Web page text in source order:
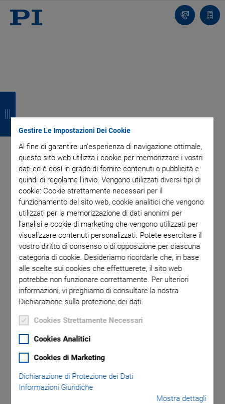
Gestire Le Impostazioni Dei Cookie
Al fine di garantire un'esperienza di navigazione ottimale,
questo sito web utilizza i cookie per memorizzare i vostri
dati ed è così in grado di fornire contenuti o pubblicità e
quindi di regolarne l'invio. Vengono utilizzati diversi tipi di
cookie: Cookie strettamente necessari per il
funzionamento del sito web, cookie analitici che vengono
utilizzati per la memorizzazione di dati anonimi per
l'analisi e cookie di marketing che vengono utilizzati per
visualizzare contenuti personalizzati. Potete esercitare il
vostro diritto di consenso o di opposizione per ciascuna
categoria di cookie. Desideriamo ricordarle che, in base
alle scelte sui cookies che effettuerete, il sito web
potrebbe non funzionare correttamente. Per ulteriori
informazioni, vi preghiamo di consultare la nostra
Dichiarazione sulla protezione dei dati.
Cookies Strettamente Necessari
Cookies Analitici
Cookies di Marketing
Dichiarazione di Protezione dei Dati
Informazioni Giuridiche
Mostra dettagli
Contatto
P-736.SHN
Microscope Slide
Holder
n
d
i
e
t
r
o
n
d
i
e
t
r
o
n
d
i
e
t
r
o
n
d
i
e
t
r
o